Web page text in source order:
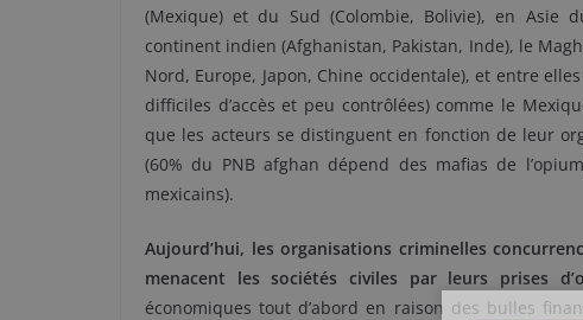
(Mexique) et du Sud (Colombie, Bolivie), en Asie
continent indien (Afghanistan, Pakistan, Inde), le
Nord, Europe, Japon, Chine occidentale), et entre
difficiles d’accès et peu contrôlées) comme le
que les acteurs se distinguent en fonction de leur
(60% du PNB afghan dépend des mafias de
mexicains).
Aujourd’hui, les organisations criminelles
menacent les sociétés civiles par leurs prises
économiques tout d’abord en raison des bulles